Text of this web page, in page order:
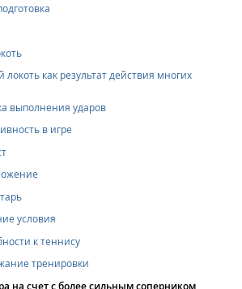
как результат действия многих
выполнения ударов
в игре
условия
к теннису
тренировки
на счет с более сильным соперником